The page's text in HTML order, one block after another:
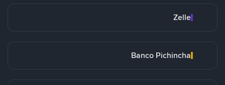
Zelle
Banco Pichincha